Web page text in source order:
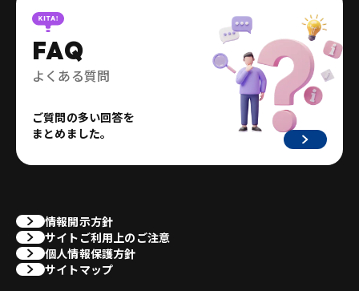
FAQ
よくある質問
ご質問の多い回答を
まとめました。
情報開示方針
サイトご利用上のご注意
個人情報保護方針
サイトマップ